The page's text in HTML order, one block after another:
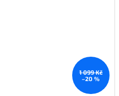
1 099 Kč
–20 %